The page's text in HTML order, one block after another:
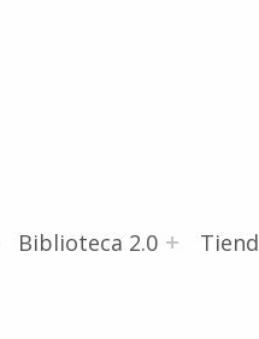
Biblioteca 2.0